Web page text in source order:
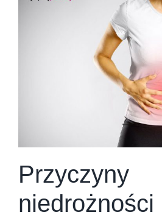
Przyczyny
niedrożności